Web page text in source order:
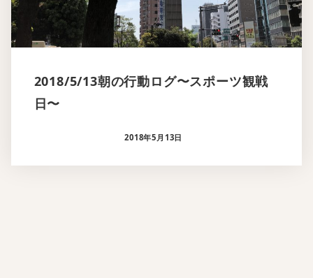
2018/5/13朝の行動ログ〜スポーツ観戦
日〜
2018年5月13日